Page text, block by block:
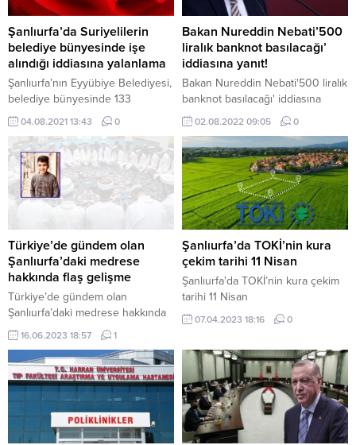
Şanlıurfa’da Suriyelilerin
belediye bünyesinde işe
alındığı iddiasına yalanlama
Şanlıurfa’nın Eyyübiye Belediyesi,
belediye bünyesinde 133
Suriyelinin işe alındığı iddiasının
Eyyübiye Belediyesinin sosyal
medya hesabından yapılan
açıklamada, Birleşmişler Milletler
ve Uluslararası kuruluşların
mültecilere yönelik çalışmalar
yürüttüğü belirtildi. Açıklamada,
şunlar kaydedildi: “Birleşmişler
Milletler ve Uluslararası
kuruluşların mültecilere yönelik
‘Toplum Yararına Çalışma Projesi’
kapsamında yürütülen süreci,
‘Eyyübiye Belediyesi 133...
04.08.2021 13:43 0
Bakan Nureddin Nebati’500
liralık banknot basılacağı’
iddiasına yanıt!
Bakan Nureddin Nebati'500 liralık
banknot basılacağı' iddiasına
yanıt!02.08.2022 09:05 0
Türkiye’de gündem olan
Şanlıurfa’daki medrese
hakkında flaş gelişme
Türkiye’de gündem olan
Şanlıurfa’daki medrese hakkında
flaş gelişme
16.06.2023 18:57 1
Şanlıurfa’da TOKİ’nin kura
çekim tarihi 11 Nisan
Şanlıurfa'da TOKİ’nin kura çekim
tarihi 11 Nisan
07.04.2023 18:16 0